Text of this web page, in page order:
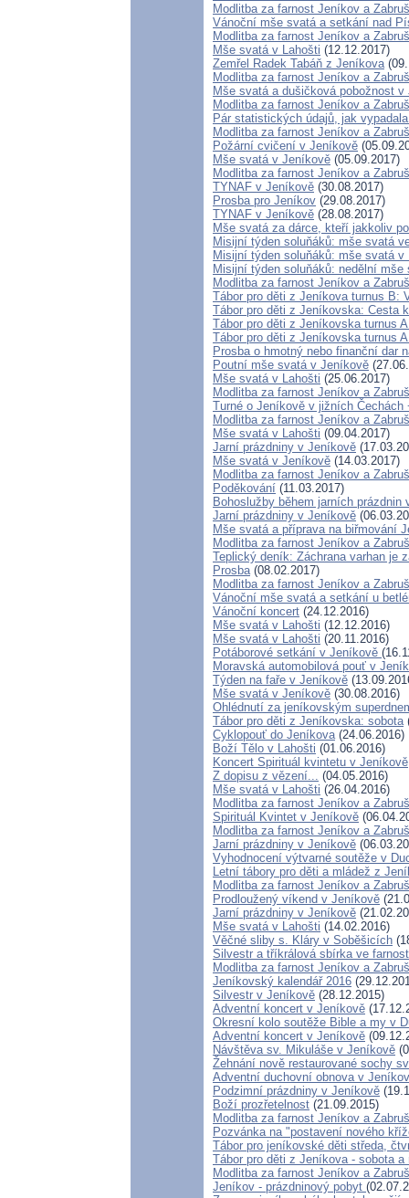
Modlitba za farnost Jeníkov a
Vánoční mše svatá a setkání nad
Modlitba za farnost Jeníkov a
Mše svatá v Lahošti (12.12.2017)
Zemřel Radek Tabáň z Jeníkova
Modlitba za farnost Jeníkov a
Mše svatá a dušičková pobožnost v
Modlitba za farnost Jeníkov a
Pár statistických údajů, jak
Modlitba za farnost Jeníkov a
Požární cvičení v Jeníkově
Mše svatá v Jeníkově (05.09.2017)
Modlitba za farnost Jeníkov a
TYNAF v Jeníkově (30.08.2017)
Prosba pro Jeníkov (29.08.2017)
TYNAF v Jeníkově (28.08.2017)
Mše svatá za dárce, kteří jakkoliv
Misijní týden soluňáků: mše svatá
Misijní týden soluňáků: mše svatá v
Misijní týden soluňáků: nedělní
Modlitba za farnost Jeníkov a
Tábor pro děti z Jeníkova turnus B:
Tábor pro děti z Jeníkovska: Cesta
Tábor pro děti z Jeníkovska turnus
Tábor pro děti z Jeníkovska turnus
Prosba o hmotný nebo finanční dar
Poutní mše svatá v Jeníkově
Mše svatá v Lahošti (25.06.2017)
Modlitba za farnost Jeníkov a
Turné o Jeníkově v jižních Čechách
Modlitba za farnost Jeníkov a
Mše svatá v Lahošti (09.04.2017)
Jarní prázdniny v Jeníkově
Mše svatá v Jeníkově (14.03.2017)
Modlitba za farnost Jeníkov a
Poděkování (11.03.2017)
Bohoslužby během jarních prázdnin
Jarní prázdniny v Jeníkově
Mše svatá a příprava na biřmování
Modlitba za farnost Jeníkov a
Teplický deník: Záchrana varhan je
Prosba(08.02.2017)
Modlitba za farnost Jeníkov a
Vánoční mše svatá a setkání u
Vánoční koncert (24.12.2016)
Mše svatá v Lahošti (12.12.2016)
Mše svatá v Lahošti (20.11.2016)
Potáborové setkání v Jeníkově
Moravská automobilová pouť v
Týden na faře v Jeníkově
Mše svatá v Jeníkově (30.08.2016)
Ohlédnutí za jeníkovským
Tábor pro děti z Jeníkovska: sobota
Cyklopouť do Jeníkova(24.06.2016)
Boží Tělo v Lahošti (01.06.2016)
Koncert Spirituál kvintetu v Jeníkově
Z dopisu z vězení... (04.05.2016)
Mše svatá v Lahošti (26.04.2016)
Modlitba za farnost Jeníkov a
Spirituál Kvintet v Jeníkově
Modlitba za farnost Jeníkov a
Jarní prázdniny v Jeníkově
Vyhodnocení výtvarné soutěže v
Letní tábory pro děti a mládež z
Modlitba za farnost Jeníkov a
Prodloužený víkend v Jeníkově
Jarní prázdniny v Jeníkově
Mše svatá v Lahošti (14.02.2016)
Věčné sliby s. Kláry v Soběšicích
Silvestr a tříkrálová sbírka ve
Modlitba za farnost Jeníkov a
Jeníkovský kalendář 2016
Silvestr v Jeníkově (28.12.2015)
Adventní koncert v Jeníkově
Okresní kolo soutěže Bible a my v
Adventní koncert v Jeníkově
Návštěva sv. Mikuláše v Jeníkově
Žehnání nově restaurované sochy
Adventní duchovní obnova v
Podzimní prázdniny v Jeníkově
Boží prozřetelnost (21.09.2015)
Modlitba za farnost Jeníkov a
Pozvánka na "postavení nového
Tábor pro jeníkovské děti středa,
Tábor pro děti z Jeníkova - sobota a
Modlitba za farnost Jeníkov a
Jeníkov - prázdninový pobyt